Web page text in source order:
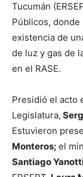
Tucumán
Públicos,
existencia de
de luz y gas de
en el RASE.
Presidió el acto
Legislatura,
Estuvieron
Monteros; el
Santiago